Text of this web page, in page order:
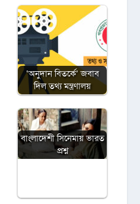
‘অনুদান বিতর্কে’ জবাব
দিল তথ্য মন্ত্রণালয়
বাংলাদেশী সিনেমায় ভারত
প্রশ্ন